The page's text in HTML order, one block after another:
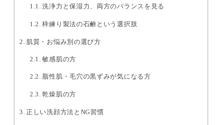
洗浄力と保湿力、両方のバランスを見る
枠練り製法の石鹸という選択肢
肌質・お悩み別の選び方
敏感肌の方
脂性肌・毛穴の黒ずみが気になる方
乾燥肌の方
正しい洗顔方法とNG習慣